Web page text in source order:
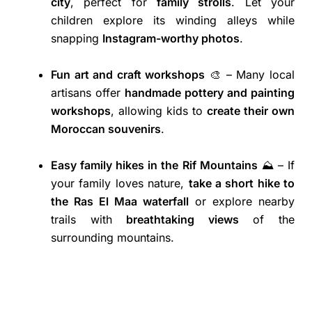
children explore its winding alleys while
snapping Instagram-worthy photos.
Fun art and craft workshops 🎨 – Many local
artisans offer handmade pottery and painting
workshops, allowing kids to create their own
Moroccan souvenirs.
Easy family hikes in the Rif Mountains⛰️ – If
your family loves nature, take a short hike to
the Ras El Maa waterfall or explore nearby
trails with breathtaking viewsof the
surrounding mountains.